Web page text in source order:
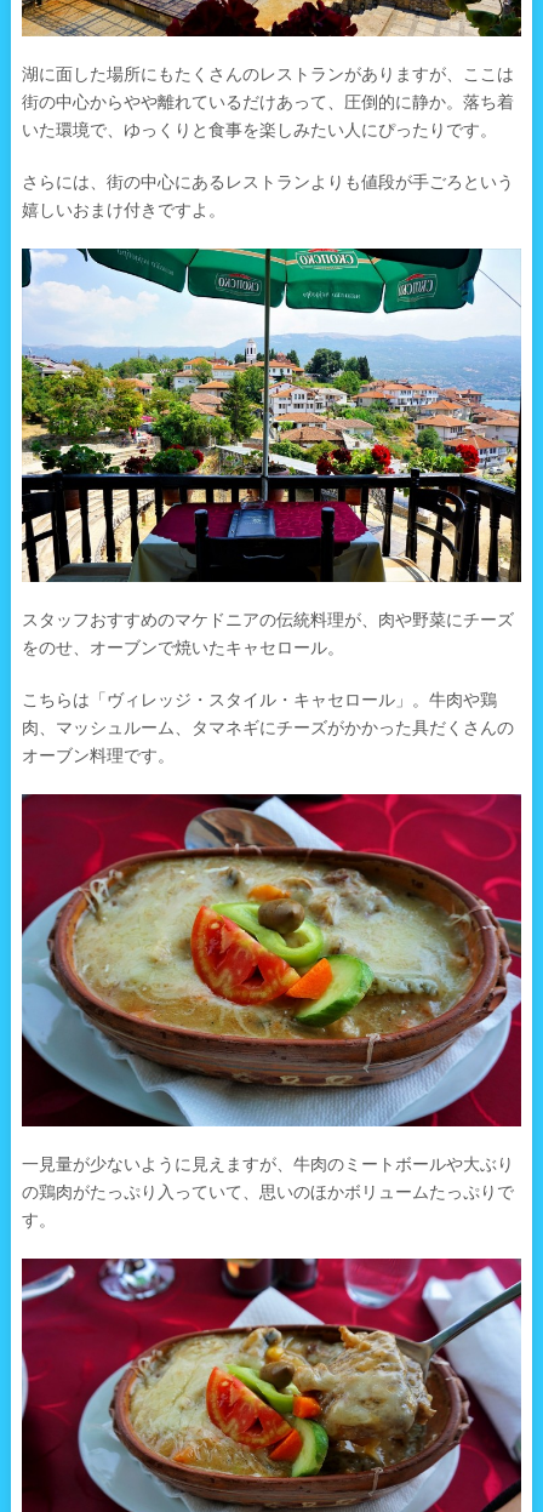
湖に面した場所にもたくさんのレストランがありますが、ここは
街の中心からやや離れているだけあって、圧倒的に静か。落ち着
いた環境で、ゆっくりと食事を楽しみたい人にぴったりです。
さらには、街の中心にあるレストランよりも値段が手ごろという
嬉しいおまけ付きですよ。
スタッフおすすめのマケドニアの伝統料理が、肉や野菜にチーズ
をのせ、オーブンで焼いたキャセロール。
こちらは「ヴィレッジ・スタイル・キャセロール」。牛肉や鶏
肉、マッシュルーム、タマネギにチーズがかかった具だくさんの
オーブン料理です。
一見量が少ないように見えますが、牛肉のミートボールや大ぶり
の鶏肉がたっぷり入っていて、思いのほかボリュームたっぷりで
す。